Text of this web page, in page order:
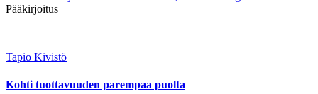
Pääkirjoitus
Tapio Kivistö
Kohti tuottavuuden parempaa puolta